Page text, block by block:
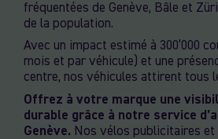
fréquentées de Genève, Bâle et
de la population.
Avec un impact estimé à 300’000
mois et par véhicule) et une
centre, nos véhicules attirent tous
Offrez à votre marque une
durable grâce à notre service
Genève. Nos vélos publicitaires et